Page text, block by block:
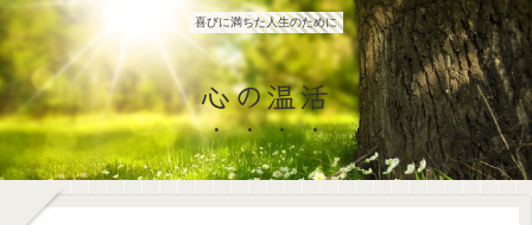
喜びに満ちた人生のために
心の温活